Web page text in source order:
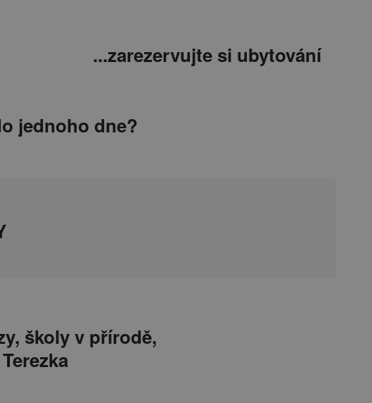
...zarezervujte si ubytování
jednoho dne?
školy v přírodě,